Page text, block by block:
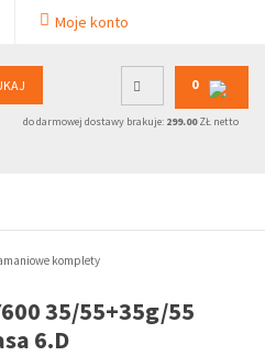
Moje konto
0
do darmowej dostawy brakuje: 299.00ZŁ netto
komplety
35/55+35g/55
6.D